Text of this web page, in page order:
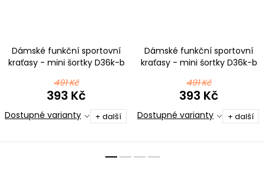
Dámské funkční sportovní
kraťasy - mini šortky D36k-b
491 Kč
393 Kč
Dostupné varianty + další
Dámské funkční sportovní
kraťasy - mini šortky D36k-b
491 Kč
393 Kč
Dostupné varianty + další